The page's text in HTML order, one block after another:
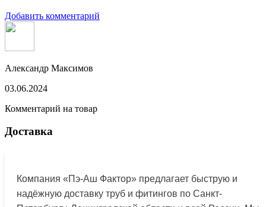
Добавить комментарий
Александр Максимов
03.06.2024
Комментарий на товар
Доставка
Компания «Пэ-Аш Фактор» предлагает быструю и
надёжную доставку труб и фитингов по Санкт-